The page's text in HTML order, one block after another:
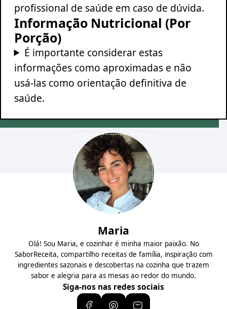
profissional de saúde em caso de dúvida.
Informação Nutricional (Por
Porção)
É importante considerar estas
informações como aproximadas e não
usá-las como orientação definitiva de
saúde.
Maria
Olá! Sou Maria, e cozinhar é minha maior paixão. No
SaborReceita, compartilho receitas de família, inspiração com
ingredientes sazonais e descobertas na cozinha que trazem
sabor e alegria para as mesas ao redor do mundo.
Siga-nos nas redes sociais